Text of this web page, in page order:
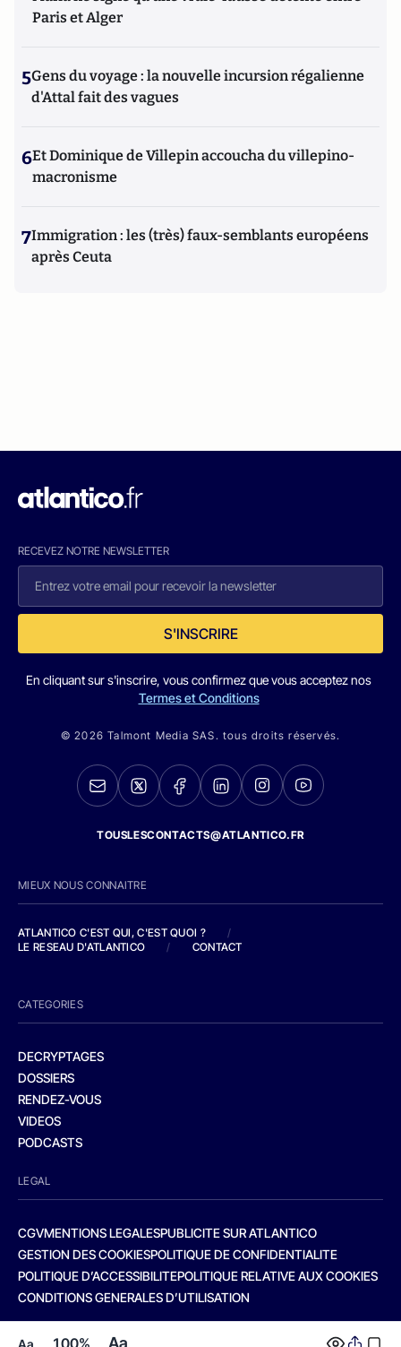
Aa 100% Aa
Paris et Alger
5Gens du voyage : la nouvelle incursion régalienne
d'Attal fait des vagues
6Et Dominique de Villepin accoucha du villepino-
macronisme
7Immigration : les (très) faux-semblants européens
après Ceuta
RECEVEZ NOTRE NEWSLETTER
S'INSCRIRE
En cliquant sur s'inscrire, vous confirmez que vous acceptez nos
Termes et Conditions
© 2026 Talmont Media SAS. tous droits réservés.
TOUSLESCONTACTS@ATLANTICO.FR
MIEUX NOUS CONNAITRE
ATLANTICO C'EST QUI, C'EST QUOI ?
/
LE RESEAU D'ATLANTICO
/ CONTACT
CATEGORIES
DECRYPTAGES
DOSSIERS
RENDEZ-VOUS
VIDEOS
PODCASTS
LEGAL
CGVMENTIONS LEGALESPUBLICITE SUR ATLANTICO
GESTION DES COOKIESPOLITIQUE DE CONFIDENTIALITE
POLITIQUE D’ACCESSIBILITEPOLITIQUE RELATIVE AUX COOKIES
CONDITIONS GENERALES D’UTILISATION